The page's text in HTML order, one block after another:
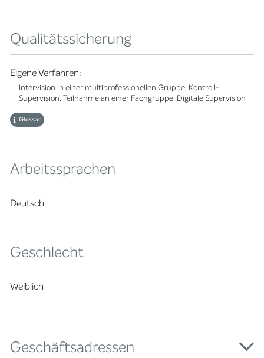
Qualitätssicherung
Eigene Verfahren:
Intervision in einer multiprofessionellen Gruppe, Kontroll-
Supervision, Teilnahme an einer Fachgruppe: Digitale Supervision
Glossar
Arbeitssprachen
Deutsch
Geschlecht
Weiblich
Geschäftsadressen